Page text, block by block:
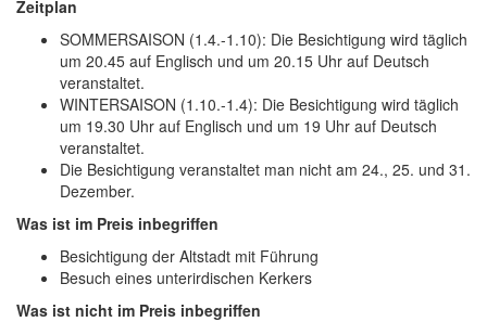
Zeitplan
SOMMERSAISON (1.4.-1.10): Die Besichtigung wird täglich
um 20.45 auf Englisch und um 20.15 Uhr auf Deutsch
veranstaltet.
WINTERSAISON (1.10.-1.4): Die Besichtigung wird täglich
um 19.30 Uhr auf Englisch und um 19 Uhr auf Deutsch
veranstaltet.
Die Besichtigung veranstaltet man nicht am 24., 25. und 31.
Dezember.
Was ist im Preis inbegriffen
Besichtigung der Altstadt mit Führung
Besuch eines unterirdischen Kerkers
Was ist nicht im Preis inbegriffen